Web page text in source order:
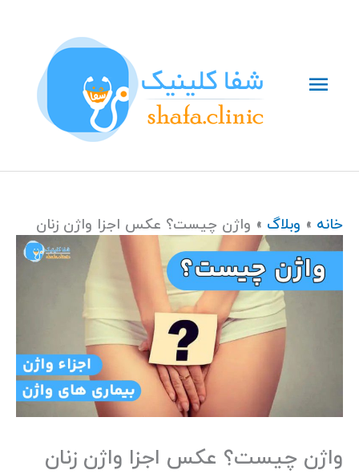
اصلی
خانه وبلاگ واژن چیست؟ عکس اجزا واژن زنان
واژن چیست؟ عکس اجزا واژن زنان